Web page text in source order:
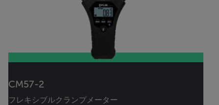
CM57-2
フレキシブルクランプメーター